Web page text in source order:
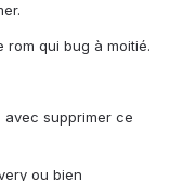
rom qui bug à moitié.
supprimer ce
ou bien